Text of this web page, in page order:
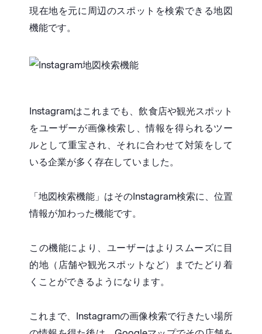
現在地を元に周辺のスポットを検索できる地図
機能です。
Instagramはこれまでも、飲食店や観光スポット
をユーザーが画像検索し、情報を得られるツー
ルとして重宝され、それに合わせて対策をして
いる企業が多く存在していました。
「地図検索機能」はそのInstagram検索に、位置
情報が加わった機能です。
この機能により、ユーザーはよりスムーズに目
的地（店舗や観光スポットなど）までたどり着
くことができるようになります。
これまで、Instagramの画像検索で行きたい場所